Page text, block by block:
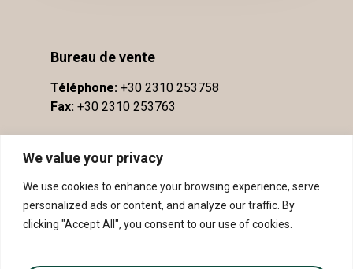
We value your privacy
We use cookies to enhance your browsing experience, serve
personalized ads or content, and analyze our traffic. By
clicking "Accept All", you consent to our use of cookies.
Bureau de vente
Téléphone: +30 2310 253758
Fax: +30 2310 253763